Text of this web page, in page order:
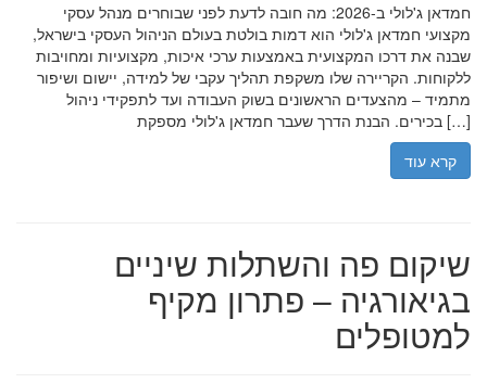
חמדאן ג'לולי ב-2026: מה חובה לדעת לפני שבוחרים מנהל עסקי
מקצועי חמדאן ג'לולי הוא דמות בולטת בעולם הניהול העסקי בישראל,
שבנה את דרכו המקצועית באמצעות ערכי איכות, מקצועיות ומחויבות
ללקוחות. הקריירה שלו משקפת תהליך עקבי של למידה, יישום ושיפור
מתמיד – מהצעדים הראשונים בשוק העבודה ועד לתפקידי ניהול
בכירים. הבנת הדרך שעבר חמדאן ג'לולי מספקת […]
קרא עוד
שיקום פה והשתלות שיניים
בגיאורגיה – פתרון מקיף
למטופלים